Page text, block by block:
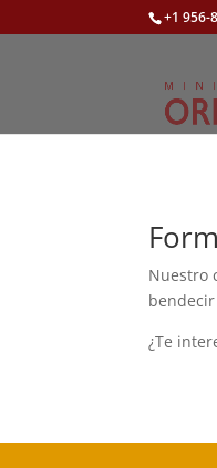
+1 956-
Nuestro
¿Te